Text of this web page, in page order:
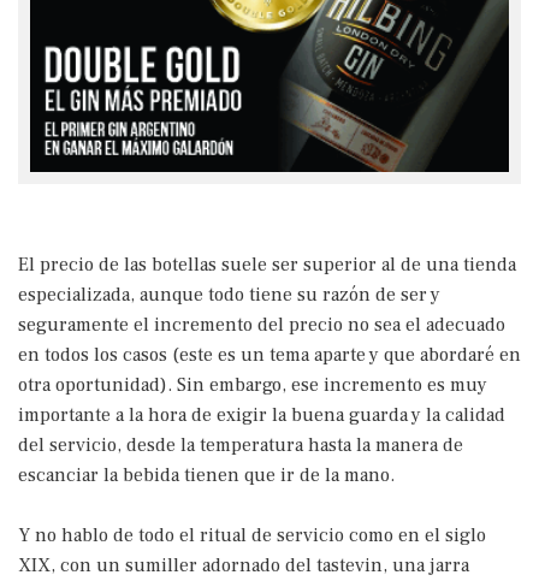
El precio de las botellas suele ser superior al de una tienda
especializada, aunque todo tiene su razón de ser y
seguramente el incremento del precio no sea el adecuado
en todos los casos (este es un tema aparte y que abordaré en
otra oportunidad). Sin embargo, ese incremento es muy
importante a la hora de exigir la buena guarda y la calidad
del servicio, desde la temperatura hasta la manera de
escanciar la bebida tienen que ir de la mano.
Y no hablo de todo el ritual de servicio como en el siglo
XIX, con un sumiller adornado del tastevin, una jarra